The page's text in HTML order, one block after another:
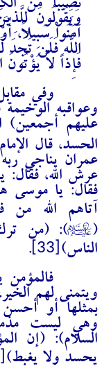
نَصِيباً مِّنَ
وَيَقُولُونَ
آمَنُواْ سَبِيلاً،
اللّهُ فَلَن تَجِدَ
فَإِذاً لاَّ يُؤْتُونَ
وفي مقابل
وعواقبه
عليهم أجمعين)
الحسد، قال
عمران يناجي
عرش الله،
فقال: يا موسى
آتاهم الله من
(
A): (من
الناس)
.
فالمؤمن
ويتمنى لهم
بمثلها أو
وهي ليست
السلام): (إن
يحسد ولا يغبط)